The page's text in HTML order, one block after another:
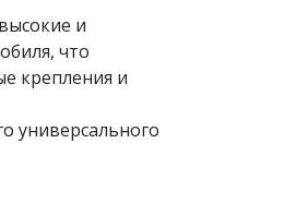
и
что
крепления и
универсального